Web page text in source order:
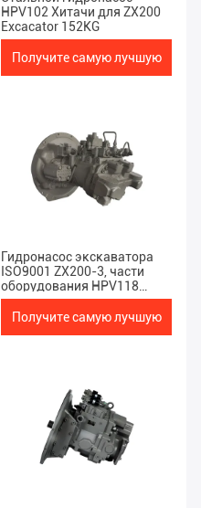
HPV102 Хитачи для ZX200
Excacator 152KG
Получите самую лучшую
Гидронасос экскаватора
ISO9001 ZX200-3, части
оборудования HPV118
Хитачи тяжелые
Получите самую лучшую